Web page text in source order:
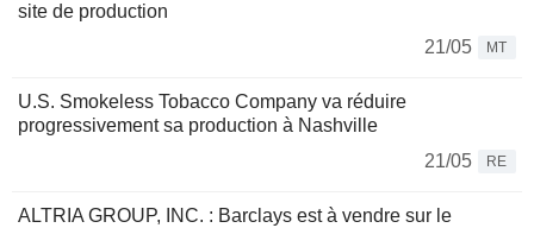
site de production
21/05
MT
U.S. Smokeless Tobacco Company va réduire
progressivement sa production à Nashville
21/05
RE
ALTRIA GROUP, INC. : Barclays est à vendre sur le